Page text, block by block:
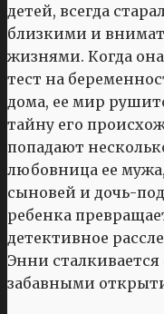
детей, всегда
близкими и
жизнями. Когда
тест на
дома, ее мир
тайну его
попадают
любовница ее
сыновей и дочь-
ребенка
детективное
Энни
забавными